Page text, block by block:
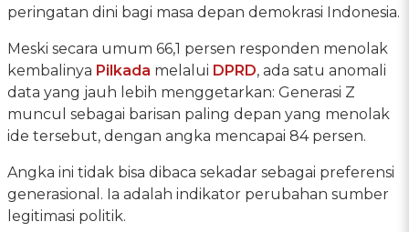
peringatan dini bagi masa depan demokrasi Indonesia.
Meski secara umum 66,1 persen responden menolak
kembalinya Pilkada melalui DPRD, ada satu anomali
data yang jauh lebih menggetarkan: Generasi Z
muncul sebagai barisan paling depan yang menolak
ide tersebut, dengan angka mencapai 84 persen.
Angka ini tidak bisa dibaca sekadar sebagai preferensi
generasional. Ia adalah indikator perubahan sumber
legitimasi politik.